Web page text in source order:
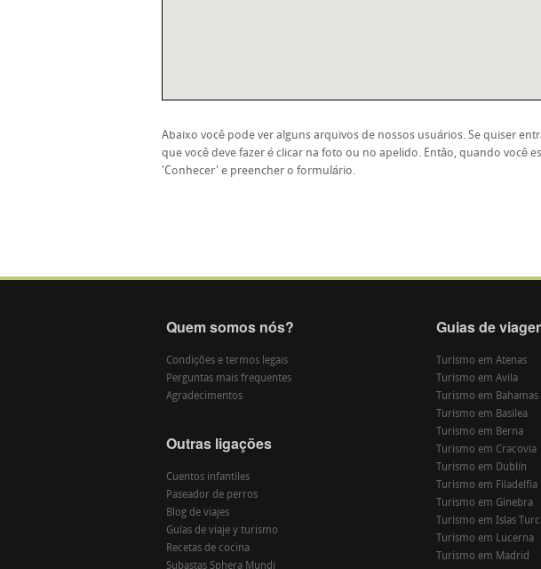
Abaixo você pode ver alguns arquivos de nossos usuários. Se quiser
que você deve fazer é clicar na foto ou no apelido. Entâo, quando você
'Conhecer' e preencher o formulário.
Quem somos nós?
Condições e termos legais
Perguntas mais frequentes
Agradecimentos
Outras ligações
Cuentos infantiles
Paseador de perros
Blog de viajes
Guías de viaje y turismo
Recetas de cocina
Subastas Sphera Mundi
Guias de
Turismo em Atenas
Turismo em Avila
Turismo em Bahamas
Turismo em Basilea
Turismo em Berna
Turismo em Cracovia
Turismo em Dublín
Turismo em Filadelfia
Turismo em Ginebra
Turismo em Islas
Turismo em Lucerna
Turismo em Madrid